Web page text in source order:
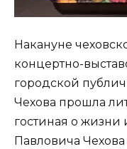
Накануне
концертно-
городской
Чехова прошла
гостиная о жизни
Павловича